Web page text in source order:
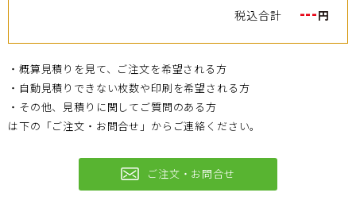
税込合計 ---円
・概算見積りを見て、ご注文を希望される方
・自動見積りできない枚数や印刷を希望される方
・その他、見積りに関してご質問のある方
は下の「ご注文・お問合せ」からご連絡ください。
ご注文・お問合せ